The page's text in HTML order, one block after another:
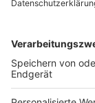
Hier habt ihr
Anzeige